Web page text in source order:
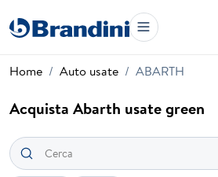
Home Auto usate ABARTH
Acquista Abarth usate green